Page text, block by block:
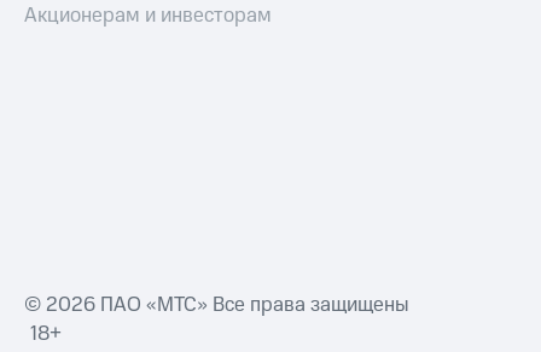
Акционерам и инвесторам
© 2026 ПАО «МТС» Все права защищены
18+